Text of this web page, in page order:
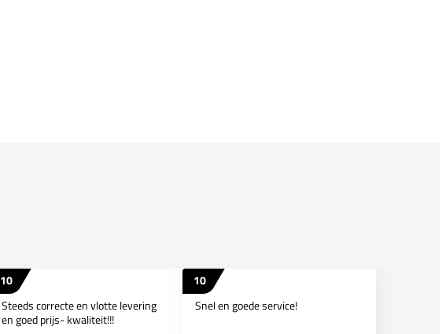
10
Steeds correcte en vlotte levering
en goed prijs- kwaliteit!!!
10
Snel en goede service!